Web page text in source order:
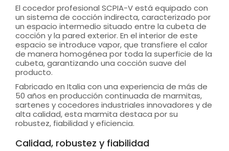
El cocedor profesional SCPIA-V está equipado con
un sistema de cocción indirecta, caracterizado por
un espacio intermedio situado entre la cubeta de
cocción y la pared exterior. En el interior de este
espacio se introduce vapor, que transfiere el calor
de manera homogénea por toda la superficie de la
cubeta, garantizando una cocción suave del
producto.
Fabricado en Italia con una experiencia de más de
50 años en producción continuada de marmitas,
sartenes y cocedores industriales innovadores y de
alta calidad, esta marmita destaca por su
robustez, fiabilidad y eficiencia.
Calidad, robustez y fiabilidad